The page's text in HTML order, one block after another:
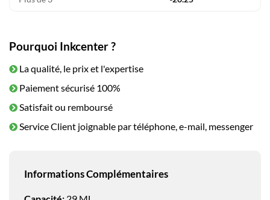
Pourquoi Inkcenter ?
La qualité, le prix et l'expertise
Paiement sécurisé 100%
Satisfait ou remboursé
Service Client joignable par téléphone, e-mail, messenger
Informations Complémentaires